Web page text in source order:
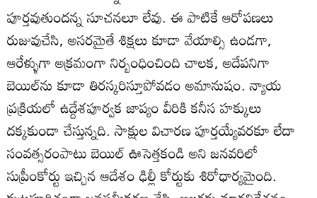
పూర్తవుతుందన్న సూచనలూ లేవు. ఈ పాటికే ఆరోపణలు
రుజువుచేసి, అసరమైతే శిక్షలు కూడా వేయాల్సి ఉండగా,
ఆరేళ్ళుగా అక్రమంగా నిర్బంధించింది చాలక, అదేపనిగా
బెయిల్‌ను కూడా తిరస్కరిస్తూపోవడం అమానుషం. న్యాయ
ప్రక్రియలో ఉద్దేశపూర్వక జాప్యం వీరికి కనీస హక్కులు
దక్కకుండా చేస్తున్నది. సాక్షుల విచారణ పూర్తయ్యేవరకూ లేదా
సంవత్సరంపాటు బెయిల్‌ ఊసెత్తకండి అని జనవరిలో
సుప్రీంకోర్టు ఇచ్చిన ఆదేశం ఢిల్లీ కోర్టుకు శిరోధార్యమైంది.